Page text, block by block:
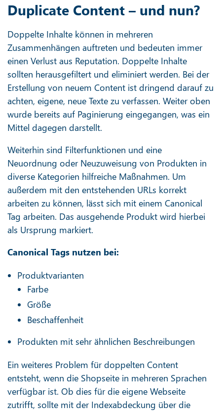
Duplicate Content – und nun?
Doppelte Inhalte können in mehreren
Zusammenhängen auftreten und bedeuten immer
einen Verlust aus Reputation. Doppelte Inhalte
sollten herausgefiltert und eliminiert werden. Bei der
Erstellung von neuem Content ist dringend darauf zu
achten, eigene, neue Texte zu verfassen. Weiter oben
wurde bereits auf Paginierung eingegangen, was ein
Mittel dagegen darstellt.
Weiterhin sind Filterfunktionen und eine
Neuordnung oder Neuzuweisung von Produkten in
diverse Kategorien hilfreiche Maßnahmen. Um
außerdem mit den entstehenden URLs korrekt
arbeiten zu können, lässt sich mit einem Canonical
Tag arbeiten. Das ausgehende Produkt wird hierbei
als Ursprung markiert.
Canonical Tags nutzen bei:
Produktvarianten
Farbe
Größe
Beschaffenheit
Produkten mit sehr ähnlichen Beschreibungen
Ein weiteres Problem für doppelten Content
entsteht, wenn die Shopseite in mehreren Sprachen
verfügbar ist. Ob dies für die eigene Webseite
zutrifft, sollte mit der Indexabdeckung über die